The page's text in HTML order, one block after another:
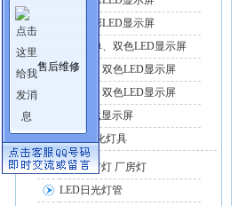
室内全彩LED显示屏
半户外单、双色LED显示屏
户外单、双色LED显示屏
室内单、双色LED显示屏
LED车载显示屏
LED照明亮化灯具
LED工矿灯 厂房灯
LED日光灯管
售后维修